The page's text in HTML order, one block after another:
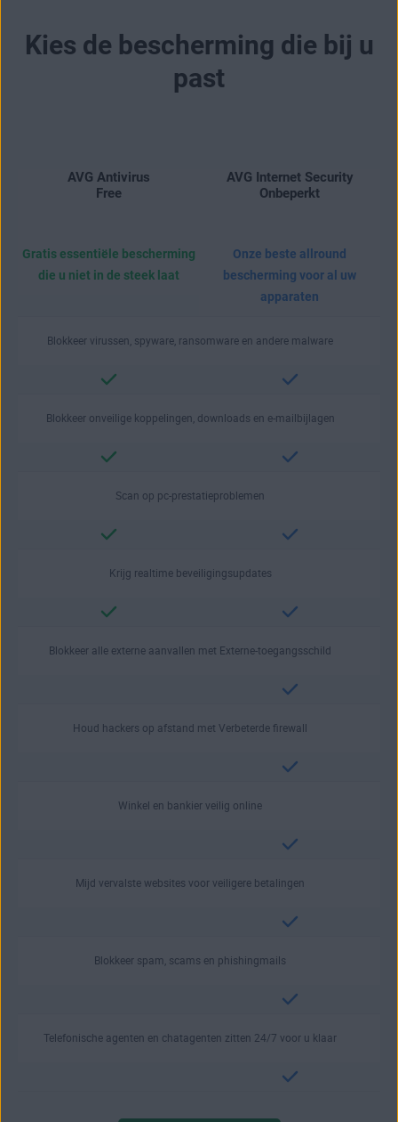
Kies de bescherming die bij u
past
AVG Antivirus
Free
Gratis essentiële bescherming
die u niet in de steek laat
AVG Internet Security
Onbeperkt
Onze beste allround
bescherming voor al uw
apparaten
Blokkeer virussen, spyware, ransomware en andere malware
Blokkeer onveilige koppelingen, downloads en e‑mailbijlagen
Scan op pc-prestatieproblemen
Krijg realtime beveiligingsupdates
Blokkeer alle externe aanvallen met Externe-toegangsschild
Houd hackers op afstand met Verbeterde firewall
Winkel en bankier veilig online
Mijd vervalste websites voor veiligere betalingen
Blokkeer spam, scams en phishingmails
Telefonische agenten en chatagenten zitten 24/7 voor u klaar